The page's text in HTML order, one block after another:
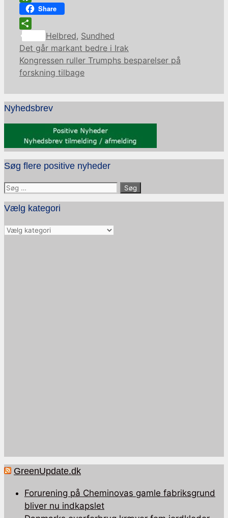
Facebook
Share
Share
Kategorier
Helbred, Sundhed
Det går markant bedre i Irak
Kongressen ruller Trumphs besparelser på
forskning tilbage
Nyhedsbrev
Søg flere positive nyheder
Søg
efter:
Vælg kategori
Vælg
GreenUpdate.dk
Forurening på Cheminovas gamle fabriksgrund
bliver nu indkapslet